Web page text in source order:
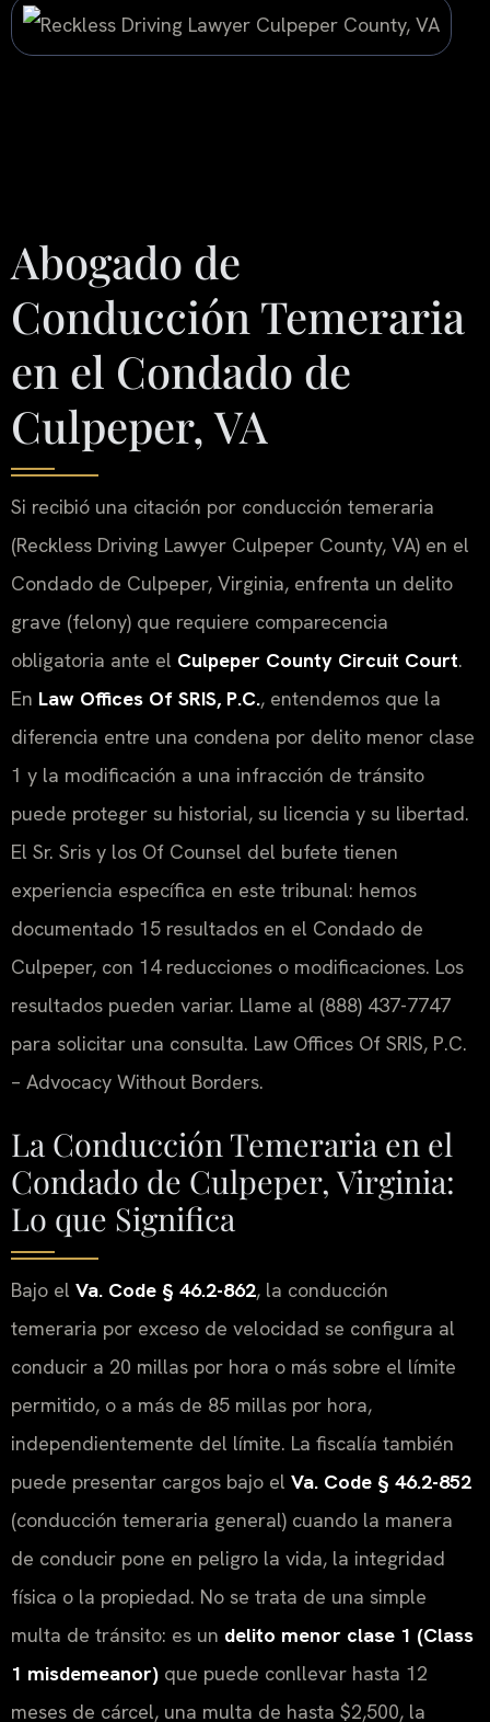
Abogado de
Conducción Temeraria
en el Condado de
Culpeper, VA
Si recibió una citación por conducción temeraria
(Reckless Driving Lawyer Culpeper County, VA) en el
Condado de Culpeper, Virginia, enfrenta un delito
grave (felony) que requiere comparecencia
obligatoria ante el Culpeper County Circuit Court.
En Law Offices Of SRIS, P.C., entendemos que la
diferencia entre una condena por delito menor clase
1 y la modificación a una infracción de tránsito
puede proteger su historial, su licencia y su libertad.
El Sr. Sris y los Of Counsel del bufete tienen
experiencia específica en este tribunal: hemos
documentado 15 resultados en el Condado de
Culpeper, con 14 reducciones o modificaciones. Los
resultados pueden variar. Llame al (888) 437-7747
para solicitar una consulta. Law Offices Of SRIS, P.C.
– Advocacy Without Borders.
La Conducción Temeraria en el
Condado de Culpeper, Virginia:
Lo que Significa
Bajo el Va. Code § 46.2-862, la conducción
temeraria por exceso de velocidad se configura al
conducir a 20 millas por hora o más sobre el límite
permitido, o a más de 85 millas por hora,
independientemente del límite. La fiscalía también
puede presentar cargos bajo el Va. Code § 46.2-852
(conducción temeraria general) cuando la manera
de conducir pone en peligro la vida, la integridad
física o la propiedad. No se trata de una simple
multa de tránsito: es un delito menor clase 1 (Class
1 misdemeanor) que puede conllevar hasta 12
meses de cárcel, una multa de hasta $2,500, la